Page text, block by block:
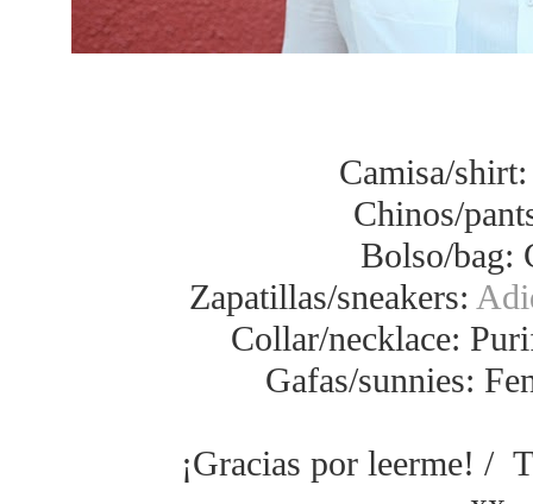
Camisa/
Chinos/
Bolso/bag:
Zapatillas/sneakers:
Collar/necklace:
Gafas/sunnies:
¡Gracias por leerme! /